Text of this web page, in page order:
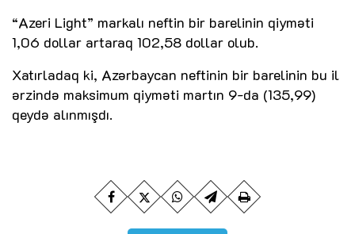
“Azeri Light” markalı neftin bir barelinin qiyməti
1,06 dollar artaraq 102,58 dollar olub.
Xatırladaq ki, Azərbaycan neftinin bir barelinin bu il
ərzində maksimum qiyməti martın 9-da (135,99)
qeydə alınmışdı.